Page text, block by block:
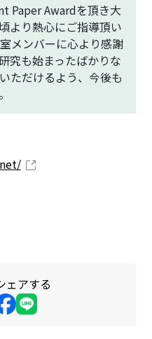
Paper Awardを頂き大
より熱心にご指導頂い
メンバーに心より感謝
究も始まったばかりな
ただけるよう、今後も
ェアする